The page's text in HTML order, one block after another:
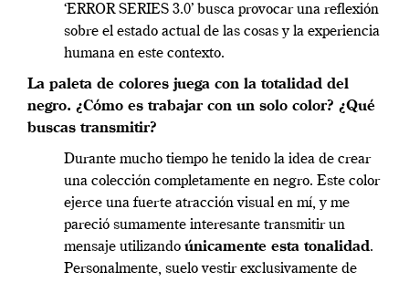
‘ERROR SERIES 3.0’ busca provocar una reflexión
sobre el estado actual de las cosas y la experiencia
humana en este contexto.
La paleta de colores juega con la totalidad del
negro. ¿Cómo es trabajar con un solo color? ¿Qué
buscas transmitir?
Durante mucho tiempo he tenido la idea de crear
una colección completamente en negro. Este color
ejerce una fuerte atracción visual en mí, y me
pareció sumamente interesante transmitir un
mensaje utilizando únicamente esta tonalidad.
Personalmente, suelo vestir exclusivamente de